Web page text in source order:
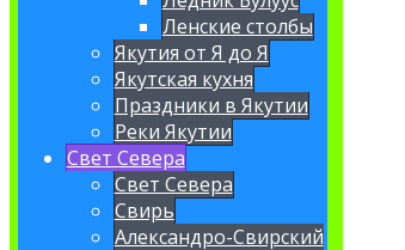
Ленские столбы
Якутия от Я до Я
Якутская кухня
Праздники в Якутии
Реки Якутии
Свет Севера
Свет Севера
Свирь
Александро-Свирский